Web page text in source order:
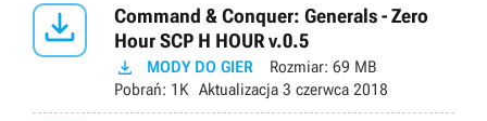

Command & Conquer: Generals - Zero
Hour SCP H HOUR v.0.5
 MODY DO GIER Rozmiar: 69 MB
Pobrań: 1K Aktualizacja 3 czerwca 2018